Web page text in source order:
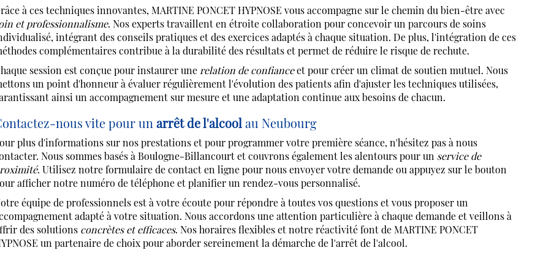
à ces techniques innovantes, MARTINE PONCET HYPNOSE vous accompagne sur le chemin du bien-être avec
et professionnalisme. Nos experts travaillent en étroite collaboration pour concevoir un parcours de soins
intégrant des conseils pratiques et des exercices adaptés à chaque situation. De plus, l'intégration de ces
complémentaires contribue à la durabilité des résultats et permet de réduire le risque de rechute.
session est conçue pour instaurer une relation de confianceet pour créer un climat de soutien mutuel. Nous
un point d'honneur à évaluer régulièrement l'évolution des patients afin d'ajuster les techniques utilisées,
ainsi un accompagnement sur mesure et une adaptation continue aux besoins de chacun.
nous vite pour un arrêt de l'alcoolau Neubourg
plus d'informations sur nos prestations et pour programmer votre première séance, n'hésitez pas à nous
Nous sommes basés à Boulogne-Billancourt et couvrons également les alentours pour un service de
. Utilisez notre formulaire de contact en ligne pour nous envoyer votre demande ou appuyez sur le bouton
afficher notre numéro de téléphone et planifier un rendez-vous personnalisé.
équipe de professionnels est à votre écoute pour répondre à toutes vos questions et vous proposer un
adapté à votre situation. Nous accordons une attention particulière à chaque demande et veillons à
des solutions concrètes et efficaces. Nos horaires flexibles et notre réactivité font de MARTINE PONCET
un partenaire de choix pour aborder sereinement la démarche de l'arrêt de l'alcool.